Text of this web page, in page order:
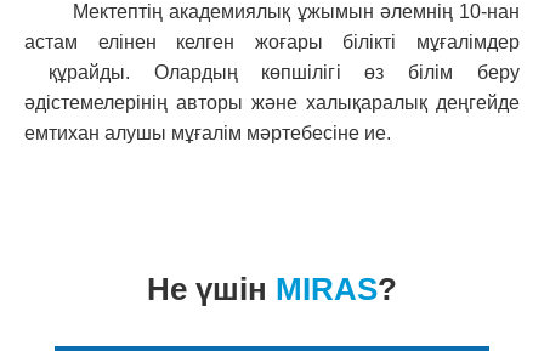
Мектептің академиялық ұжымын әлемнің 10-нан
астам елінен келген жоғары білікті мұғалімдер
құрайды. Олардың көпшілігі өз білім беру
әдістемелерінің авторы және халықаралық деңгейде
емтихан алушы мұғалім мәртебесіне ие.
Не үшін MIRAS?